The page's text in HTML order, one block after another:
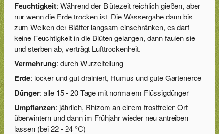
Feuchtigkeit: Während der Blütezeit reichlich gießen, aber
nur wenn die Erde trocken ist. Die Wassergabe dann bis
zum Welken der Blätter langsam einschränken, es darf
keine Feuchtigkeit in die Blüten gelangen, dann faulen sie
und sterben ab, verträgt Lufttrockenheit.
Vermehrung: durch Wurzelteilung
Erde: locker und gut drainiert, Humus und gute Gartenerde
Dünger: alle 15 - 20 Tage mit normalem Flüssigdünger
Umpflanzen: jährlich, Rhizom an einem frostfreien Ort
überwintern und dann im Frühjahr wieder neu antreiben
lassen (bei 22 - 24 °C)